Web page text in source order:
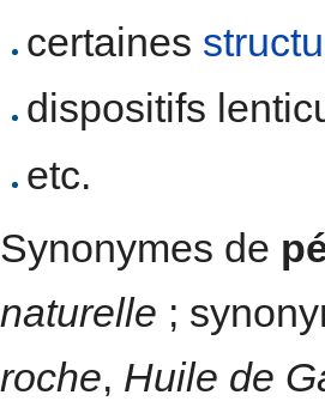
certaines
dispositifs
etc.
Synonymes de
naturelle ;
roche, Huile de